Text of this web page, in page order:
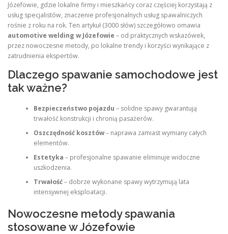
Józefowie, gdzie lokalne firmy i mieszkańcy coraz częściej korzystają z
usług specjalistów, znaczenie profesjonalnych usług spawalniczych
rośnie z roku na rok. Ten artykuł (3000 słów) szczegółowo omawia
automotive welding w Józefowie – od praktycznych wskazówek,
przez nowoczesne metody, po lokalne trendy i korzyści wynikające z
zatrudnienia ekspertów.
Dlaczego spawanie samochodowe jest
tak ważne?
Bezpieczeństwo pojazdu – solidne spawy gwarantują
trwałość konstrukcji i chronią pasażerów.
Oszczędność kosztów– naprawa zamiast wymiany całych
elementów.
Estetyka – profesjonalne spawanie eliminuje widoczne
uszkodzenia.
Trwałość– dobrze wykonane spawy wytrzymują lata
intensywnej eksploatacji.
Nowoczesne metody spawania
stosowane w Józefowie